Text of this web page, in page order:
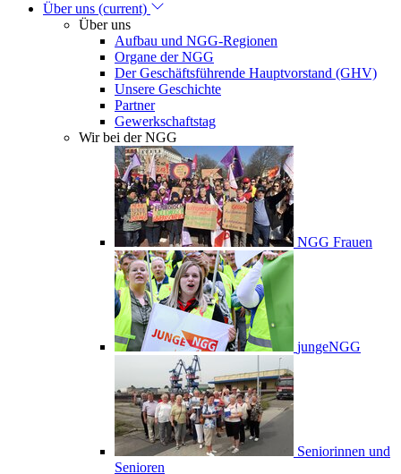
Über uns (current)
Über uns
Aufbau und NGG-Regionen
Organe der NGG
Der Geschäftsführende Hauptvorstand (GHV)
Unsere Geschichte
Partner
Gewerkschaftstag
Wir bei der NGG
NGG Frauen
jungeNGG
Seniorinnen und
Senioren